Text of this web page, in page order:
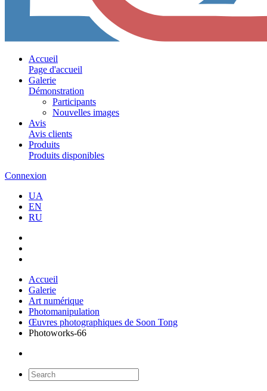
Accueil
Page d'accueil
Galerie
Démonstration
Participants
Nouvelles images
Avis
Avis clients
Produits
Produits disponibles
Connexion
UA
EN
RU
Accueil
Galerie
Art numérique
Photomanipulation
Œuvres photographiques de Soon Tong
Photoworks-66